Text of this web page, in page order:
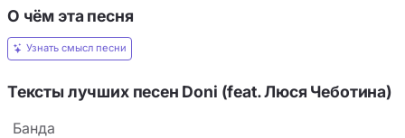
О чём эта песня
Узнать смысл песни
Тексты лучших песен Doni (feat. Люся Чеботина)
Банда